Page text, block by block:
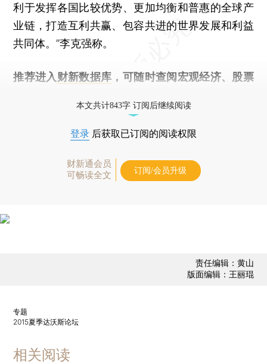
利于发挥各国比较优势、更加均衡和普惠的全球产
业链，打造互利共赢、包容共进的世界发展和利益
共同体。”李克强称。
推荐进入 财新数据库 ，可随时查阅宏观经济、股票
本文共计843字 订阅后继续阅读
登录 后获取已订阅的阅读权限
财新通会员
可畅读全文
订阅/会员升级
责任编辑：黄山
版面编辑：王丽琨
专题
2015夏季达沃斯论坛
相关阅读